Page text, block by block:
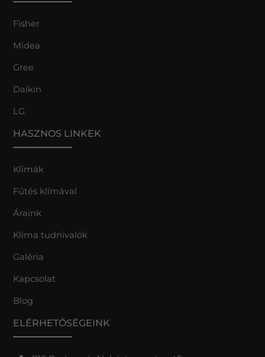
Fisher
Midea
Gree
Daikin
LG
HASZNOS LINKEK
Klímák
Fűtés klímával
Áraink
Klíma tudnivalók
Galéria
Kapcsolat
Blog
ELÉRHETŐSÉGEINK